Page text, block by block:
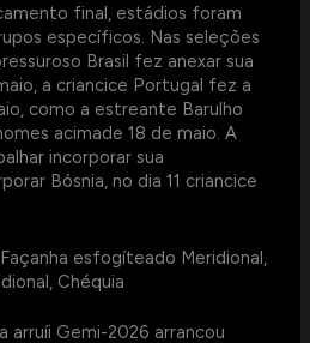
final, estádios foram
específicos. Nas seleções
Brasil fez anexar sua
a criancice Portugal fez a
como a estreante Barulho
acimade 18 de maio. A
incorporar sua
Bósnia, no dia 11 criancice
esfogíteado Meridional,
Chéquia
arruíi Gemi-2026 arrancou